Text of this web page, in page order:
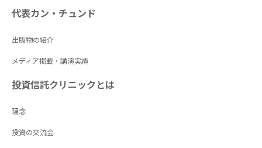
代表カン・チュンド
出版物の紹介
メディア掲載・講演実績
投資信託クリニックとは
理念
投資の交流会